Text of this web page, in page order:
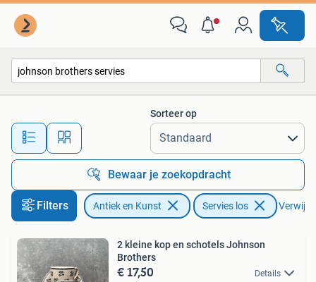
Alle afstanden…
Sorteer op
Bewaar je zoekopdracht
Filters Antiek en Kunst Servies los
2 kleine kop en schotels Johnson
Brothers
€ 17,50 Details